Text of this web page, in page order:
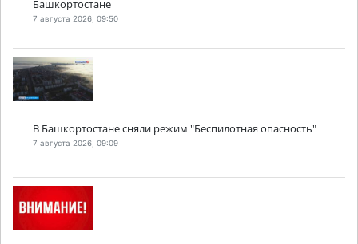
Башкортостане
7 августа 2026, 09:50
В Башкортостане сняли режим "Беспилотная опасность"
7 августа 2026, 09:09